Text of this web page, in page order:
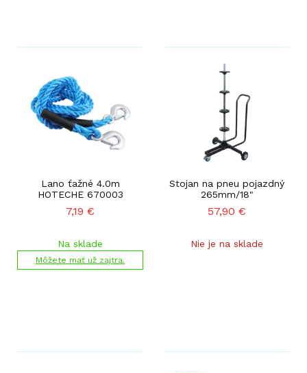
Lano ťažné 4.0m
HOTECHE 670003
7,19 €
Na sklade
Môžete mať už zajtra.
Stojan na pneu pojazdný
265mm/18"
57,90 €
Nie je na sklade